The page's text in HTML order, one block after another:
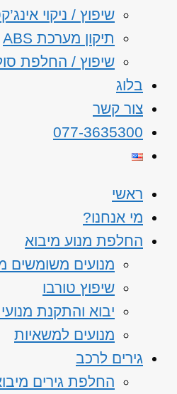
שיפוץ / ניקוי
תיקון מערכת ABS
שיפוץ / החלפת
בלוג
צור קשר
077-3635300
ראשי
מי אנחנו?
החלפת מנוע מיבוא
מנועים משומשים
שיפוץ טורבו
יבוא והתקנת מנועי
מנועים למשאיות
גירים לרכב
החלפת גירים